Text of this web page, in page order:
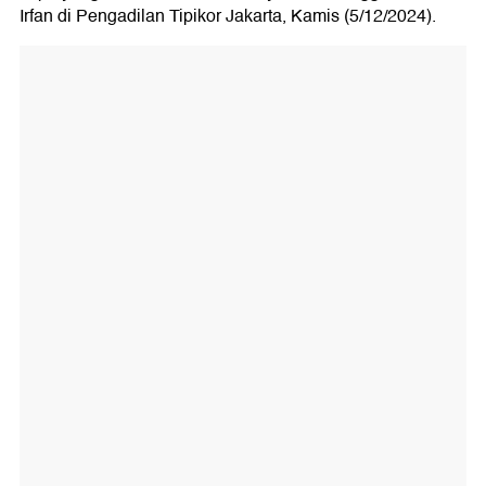
Irfan di Pengadilan Tipikor Jakarta, Kamis (5/12/2024).